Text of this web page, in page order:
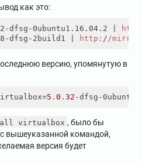
как это:
dfsg-0ubuntu1.16.04.2 | http:
dfsg-2build1 | http: //
версию, упомянутую в
5 .0 .32 -dfsg-0ubuntu1.
virtualbox , было бы
вышеуказанной командой,
версия будет